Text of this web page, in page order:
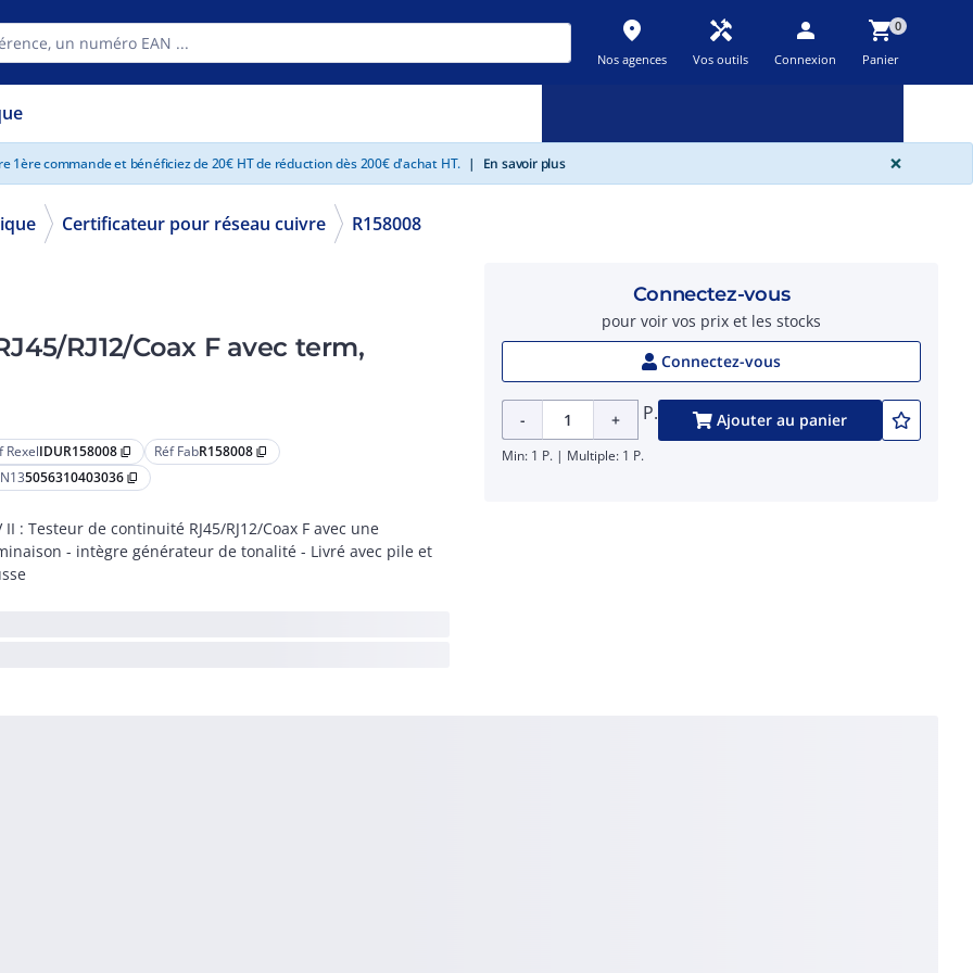
place
Nos agences
handyman
Vos outils
person
Connexion
shopping_cart0
Panier
1ère commande et bénéficiez de 20€ HT de réduction dès 200€ d'achat HT. | En savoir plus ×
Certificateur pour réseau cuivre R158008
RJ12/Coax F avec term,
RexelIDUR158008 content_copy Réf FabR158008 content_copy
5056310403036 content_copy
II : Testeur de continuité RJ45/RJ12/Coax F avec une
- intègre générateur de tonalité - Livré avec pile et
Connectez-vous
pour voir vos prix et les stocks
Connectez-vous
- + P. Ajouter au panier
Min: 1 P. | Multiple: 1 P.